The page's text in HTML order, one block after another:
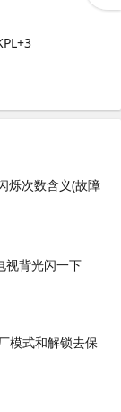
烁次数含义(故障
视背光闪一下
模式和解锁去保